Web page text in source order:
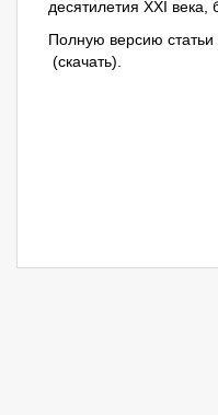
десятилетия ХХI века,
Полную версию
(скачать).